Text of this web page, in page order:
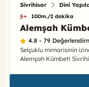
Sivrihisar Dini
100m./2 dakika
Alemşah
4.8 - 79
Selçuklu mimarisinin
Alemşah Kümbeti